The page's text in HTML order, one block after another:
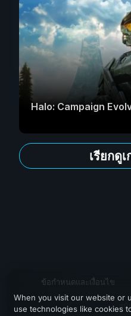
Halo: Campaign
เรียกดู
ข้อกำหนดและเงื่อนไข
สนั
When you visit our website or
use technologies like cookies